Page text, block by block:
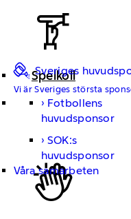
Sveriges
Vi är Sveriges största
Fotbollens
huvudsponsor
SOK:s
huvudsponsor
Våra samarbeten
Spelkoll